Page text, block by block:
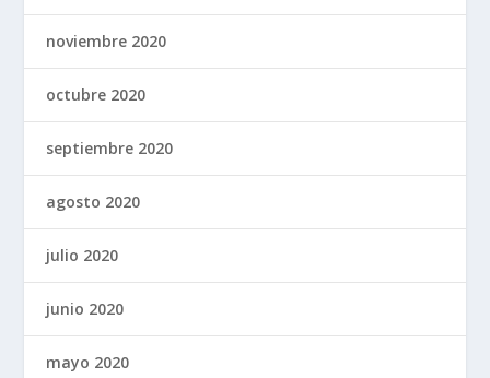
noviembre 2020
octubre 2020
septiembre 2020
agosto 2020
julio 2020
junio 2020
mayo 2020